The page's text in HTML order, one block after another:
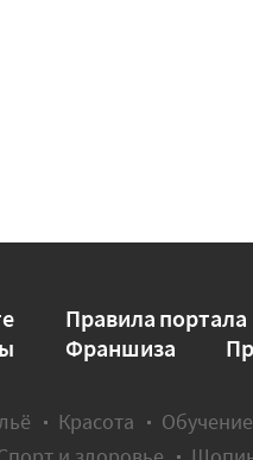
Правила портала
Франшиза
Красота Обучение